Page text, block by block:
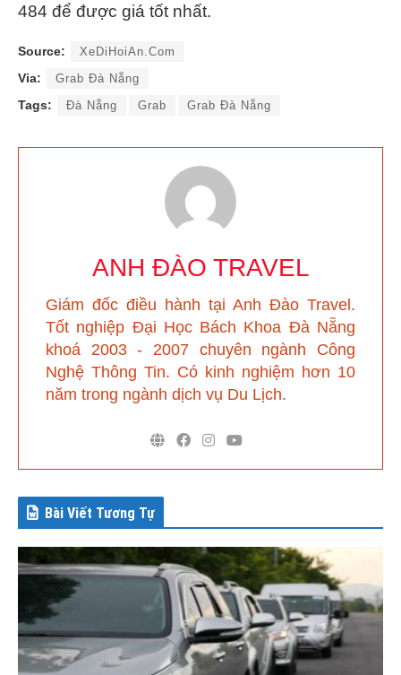
484 để được giá tốt nhất.
Source: XeDiHoiAn.Com
Via: Grab Đà Nẵng
Tags: Đà Nẵng Grab Grab Đà Nẵng
ANH ĐÀO TRAVEL
Giám đốc điều hành tại Anh Đào Travel.
Tốt nghiệp Đại Học Bách Khoa Đà Nẵng
khoá 2003 - 2007 chuyên ngành Công
Nghệ Thông Tin. Có kinh nghiệm hơn 10
năm trong ngành dịch vụ Du Lịch.
Bài Viết Tương Tự